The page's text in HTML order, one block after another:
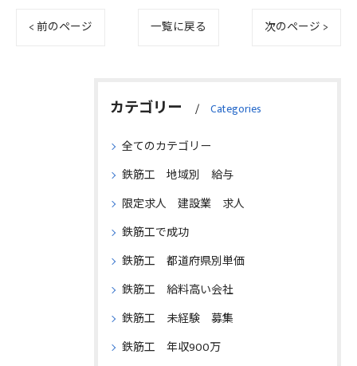
< 前のページ 一覧に戻る 次のページ >
カテゴリー Categories
全てのカテゴリー
鉄筋工 地域別 給与
限定求人 建設業 求人
鉄筋工で成功
鉄筋工 都道府県別単価
鉄筋工 給料高い会社
鉄筋工 未経験 募集
鉄筋工 年収900万